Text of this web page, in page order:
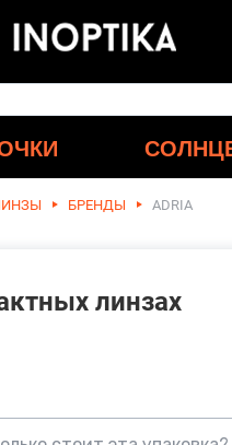
БРЕНДЫ ADRIA
линзах